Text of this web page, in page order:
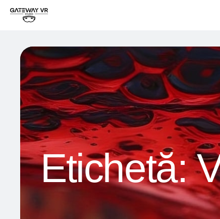
Etichetă: